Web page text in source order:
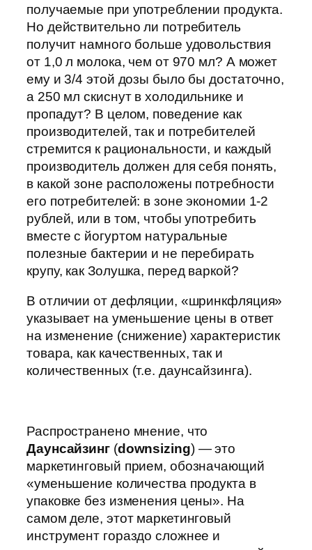
получаемые при употреблении продукта.
Но действительно ли потребитель
получит намного больше удовольствия
от 1,0 л молока, чем от 970 мл? А может
ему и 3/4 этой дозы было бы достаточно,
а 250 мл скиснут в холодильнике и
пропадут? В целом, поведение как
производителей, так и потребителей
стремится к рациональности, и каждый
производитель должен для себя понять,
в какой зоне расположены потребности
его потребителей: в зоне экономии 1-2
рублей, или в том, чтобы употребить
вместе с йогуртом натуральные
полезные бактерии и не перебирать
крупу, как Золушка, перед варкой?
В отличии от дефляции, «шринкфляция»
указывает на уменьшение цены в ответ
на изменение (снижение) характеристик
товара, как качественных, так и
количественных (т.е. даунсайзинга).
Распространено мнение, что
Даунсайзинг (downsizing) — это
маркетинговый прием, обозначающий
«уменьшение количества продукта в
упаковке без изменения цены». На
самом деле, этот маркетинговый
инструмент гораздо сложнее и